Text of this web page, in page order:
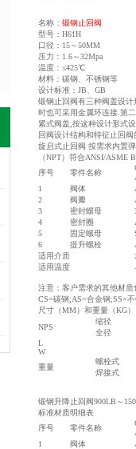
名称： 锻钢止回阀
型号：H61H
口径：15～50MM
压力：1.6～32Mpa
温度：≤425℃
材料：碳钢、不锈钢等
设计标准：JB、GB
锻钢止回阀有三种阀盖设
时也可采用金属环连接.第
紧式阀盖,按这种设计形式
回阀设计结构和特征止回
旋启式止回阀 按需求内置
（NPT）符合ANSI/ASME
序号
零件名称
1
阀体
2
阀瓣
3
密封螺母
4
密封圈
5
固定螺母
6
提升螺栓
适用介质
适用温度
注意：客户需求的其他材
CS=碳钢;AS=合金钢;SS=
尺寸（MM）和重量（KG）
NPS
缩径
全径
L
W
重量
螺栓式
焊接式
锻钢升降止回阀900LB～
标准材质明细表
序号
零件名称
1
阀体